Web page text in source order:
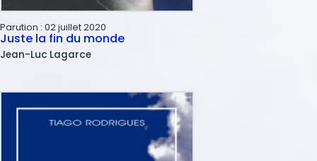
Parution : 02 juillet 2020
Juste la fin du monde
Jean-Luc Lagarce